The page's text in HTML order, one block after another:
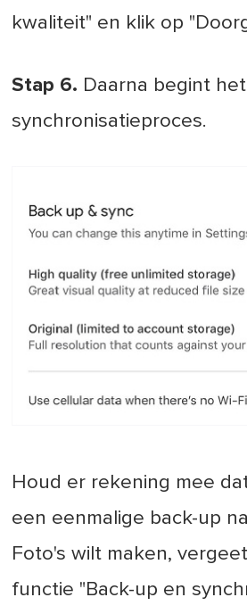
kwaliteit" en klik op
Stap 6. Daarna begint
synchronisatieproces.
Houd er rekening mee
een eenmalige back-up
Foto's wilt maken,
functie "Back-up en